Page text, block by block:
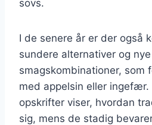
sovs.
I de senere år er der også
sundere alternativer og nye
smagskombinationer, som
med appelsin eller ingefær.
opskrifter viser, hvordan
sig, mens de stadig